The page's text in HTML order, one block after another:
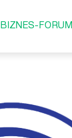
FORUM